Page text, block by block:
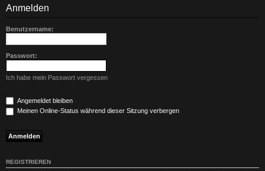
U
Anmelden
Benutzername:
Passwort:
Ich habe mein Passwort vergessen
Angemeldet bleiben
Meinen Online-Status während dieser Sitzung verbergen
REGISTRIEREN